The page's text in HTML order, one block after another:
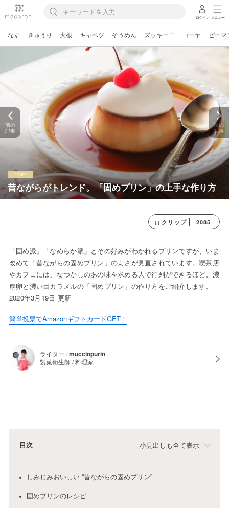
ログイン メニュー
なす きゅうり 大根 キャベツ そうめん ズッキーニ ゴーヤ ピーマ
昔ながらがトレンド。「固めプリン」の上手な作り方
前の
記事
次の
記事
クリップ 2085
「固め派」「なめらか派」とその好みがわかれるプリンですが、いま
改めて「昔ながらの固めプリン」のよさが見直されています。喫茶店
やカフェには、なつかしのあの味を求める人で行列ができるほど。濃
厚卵と濃い目カラメルの「固めプリン」の作り方をご紹介します。
2020年3月19日 更新
簡単投票でAmazonギフトカードGET！
ライター :muccinpurin
製菓衛生師 / 料理家
目次 小見出しも全て表示
しみじみおいしい “昔ながらの固めプリン”
固めプリンのレシピ